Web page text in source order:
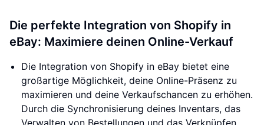
Die perfekte Integration von Shopify in
eBay: Maximiere deinen Online-Verkauf
Die Integration von Shopify in eBay bietet eine
großartige Möglichkeit, deine Online-Präsenz zu
maximieren und deine Verkaufschancen zu erhöhen.
Durch die Synchronisierung deines Inventars, das
Verwalten von Bestellungen und das Verknüpfen